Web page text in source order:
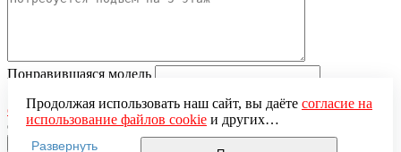
Понравившаяся модель
обработку персональных данных и подтверждаете
ознакомление сПолитикой обработки персональных данных
Продолжая использовать наш сайт, вы даёте согласие на
использование файлов cookieи других
пользовательских данных (включая IP-адрес, сведения о
Развернуть